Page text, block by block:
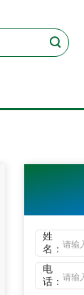
姓
名：
电
话：